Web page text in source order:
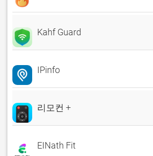
Kahf Guard
IPinfo
리모컨 +
EINath Fit